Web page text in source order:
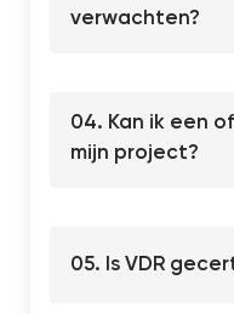
verwachten?
04. Kan ik een
mijn project?
05. Is VDR